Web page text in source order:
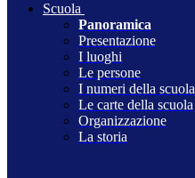
Scuola
Panoramica
Presentazione
I luoghi
Le persone
I numeri della scuola
Le carte della scuola
Organizzazione
La storia